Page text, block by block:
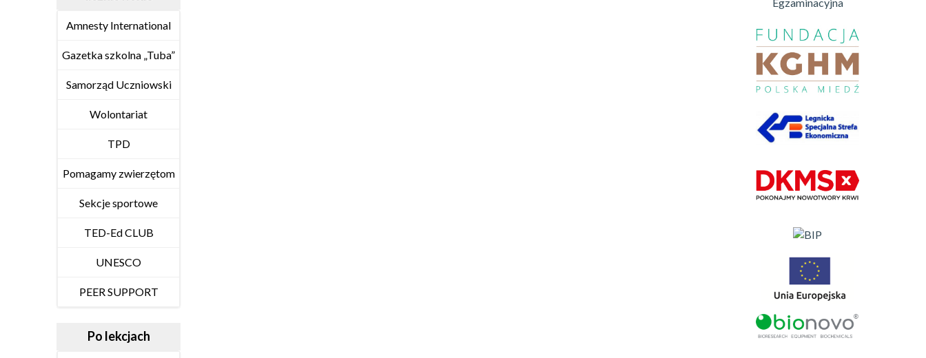
Amnesty International
Gazetka szkolna „Tuba”
Samorząd Uczniowski
Wolontariat
TPD
Pomagamy zwierzętom
Sekcje sportowe
TED-Ed CLUB
UNESCO
PEER SUPPORT
Po lekcjach